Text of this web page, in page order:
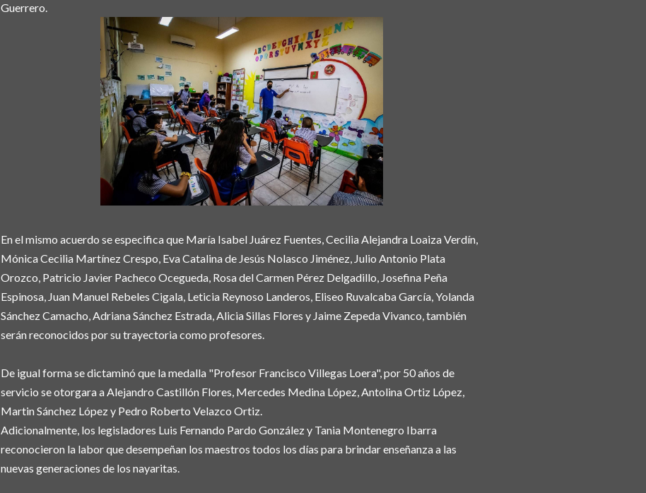
Guerrero.
En el mismo acuerdo se especifica que María Isabel Juárez Fuentes, Cecilia Alejandra Loaiza Verdín,
Mónica Cecilia Martínez Crespo, Eva Catalina de Jesús Nolasco Jiménez, Julio Antonio Plata
Orozco, Patricio Javier Pacheco Ocegueda, Rosa del Carmen Pérez Delgadillo, Josefina Peña
Espinosa, Juan Manuel Rebeles Cigala, Leticia Reynoso Landeros, Eliseo Ruvalcaba García, Yolanda
Sánchez Camacho, Adriana Sánchez Estrada, Alicia Sillas Flores y Jaime Zepeda Vivanco, también
serán reconocidos por su trayectoria como profesores.
De igual forma se dictaminó que la medalla "Profesor Francisco Villegas Loera", por 50 años de
servicio se otorgara a Alejandro Castillón Flores, Mercedes Medina López, Antolina Ortiz López,
Martin Sánchez López y Pedro Roberto Velazco Ortiz.
Adicionalmente, los legisladores Luis Fernando Pardo González y Tania Montenegro Ibarra
reconocieron la labor que desempeñan los maestros todos los días para brindar enseñanza a las
nuevas generaciones de los nayaritas.